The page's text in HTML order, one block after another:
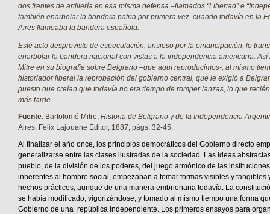
dos frentes de artillería en esa misma defensa –llamados “Libertad” e
también enarbolar la bandera patria por primera vez, cuando todavía en la
Aires flameaba la bandera española.
Este acto desprovisto de especulación, ansioso por la emancipación, lo
enarbolar la bandera nacional con vistas a la independencia americana.
Mitre en su biografía sobre Belgrano –que aquí reproducimos-, al mismo
historiador liberal la reprobación del gobierno central, que le exigió a
puesto que creían que todavía no era tiempo de romper lanzas, lo que
más tarde.
Fuente: Bartolomé Mitre, Historia de Belgrano y de la Independencia
Aires, Félix Lajouane Editor, 1887, págs. 32-45.
Al finalizar el año once, los principios democráticos del Gobierno directo
generalizarse entre las clases ilustradas de la sociedad. Las ideas
pueblo, de la división de los poderes, del juego armónico de las
inherentes al hombre social, empezaban a tomar formas visibles y tangibles
hechos prácticos, aunque de una manera embrionaria todavía. La
se había modificado, vigorizándose, y tomado al mismo tiempo una forma
Gobierno de una república independiente. Los primeros ensayos para